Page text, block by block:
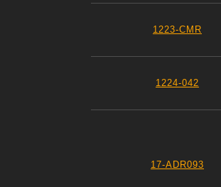
1223-CMR
1224-042
17-ADR093